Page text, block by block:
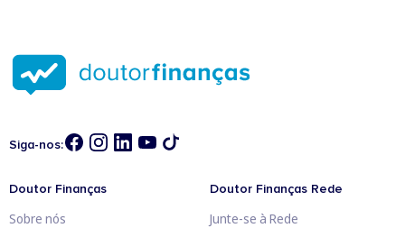
Siga-nos:
Doutor Finanças
Sobre nós
Doutor Finanças Rede
Junte-se à Rede